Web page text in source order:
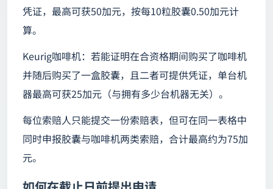
凭证，最高可获50加元，按每10粒胶囊0.50加元计
算。
Keurig咖啡机：若能证明在合资格期间购买了咖啡机
并随后购买了一盒胶囊，且二者可提供凭证，单台机
器最高可获25加元（与拥有多少台机器无关）。
每位索赔人只能提交一份索赔表，但可在同一表格中
同时申报胶囊与咖啡机两类索赔，合计最高约为75加
元。